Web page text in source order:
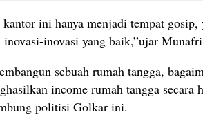
kantor ini hanya menjadi tempat
inovasi yang baik,”ujar
sebuah rumah tangga,
income rumah tangga secara
politisi Golkar ini.